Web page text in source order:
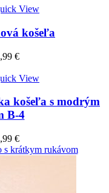
View
košeľa
€
View
košeľa s modrým
B-4
€